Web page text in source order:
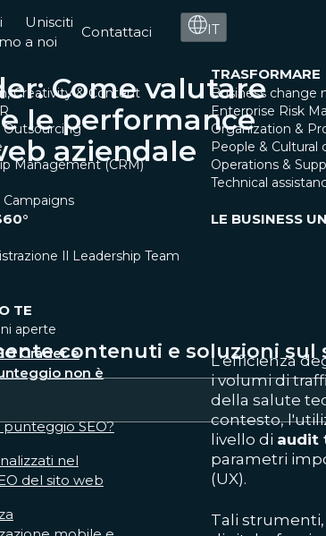
Unisciti
a noi
Contattaci IT
Creativity & Content
Outsourcing
Management (CRM)
TRASFORMARE
Business change
Enterprise Risk
Organization &
People & Cultural
Operations &
Technical
Il Leadership Team
LE BUSINESS
TE
aperte
contenuti e soluzioni sul
Come valutare
le performance
aziendale
Grader e
non è
punteggio SEO?
nel
del sito web
L'efficienza
i volumi di
della salute
contesto,
livello di audit
parametri
(UX).
Tali